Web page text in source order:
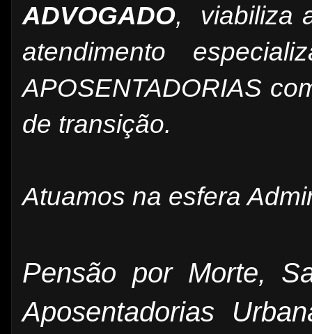
ADVOGADO, viabiliza
atendimento
APOSENTADORIAS
de transição.
Atuamos na esfera
Pensão por Morte,
Aposentadorias